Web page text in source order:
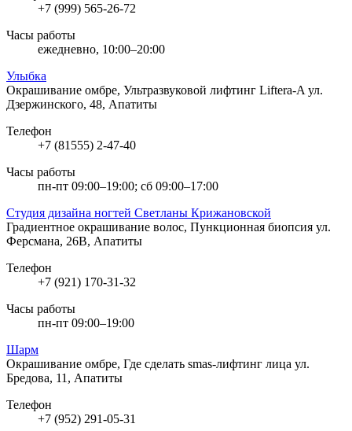
+7 (999) 565-26-72
Часы работы
ежедневно, 10:00–20:00
Улыбка
Окрашивание омбре, Ультразвуковой лифтинг Liftera-A ул.
Дзержинского, 48, Апатиты
Телефон
+7 (81555) 2-47-40
Часы работы
пн-пт 09:00–19:00; сб 09:00–17:00
Студия дизайна ногтей Светланы Крижановской
Градиентное окрашивание волос, Пункционная биопсия ул.
Ферсмана, 26В, Апатиты
Телефон
+7 (921) 170-31-32
Часы работы
пн-пт 09:00–19:00
Шарм
Окрашивание омбре, Где сделать smas-лифтинг лица ул.
Бредова, 11, Апатиты
Телефон
+7 (952) 291-05-31